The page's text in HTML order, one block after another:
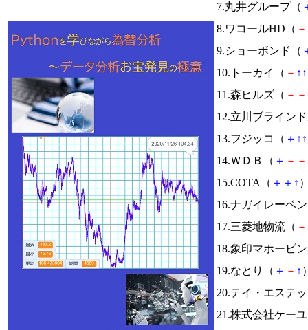
7.丸井グループ（
8.ワコールHD（ －
9.ショーボンド（
10.トーカイ（ － ↑ ↑
11.森ヒルズ（ － －
12.立川ブライン
13.フジッコ（ ＋ ↑ ↑
14.ＷＤＢ（ ＋ － －
15.COTA（ ＋ ＋ ↑
16.ナガイレーベ
17.三菱地物流（ －
18.象印マホービ
19.なとり（ ＋ － ↑
20.テイ・エステ
21.株式会社ケー